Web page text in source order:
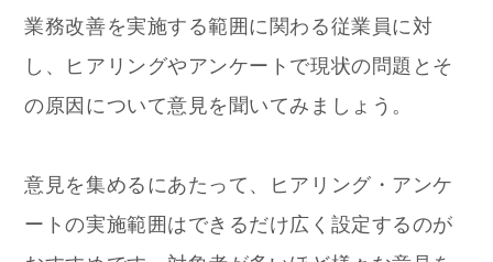
業務改善を実施する範囲に関わる従業員に対
し、ヒアリングやアンケートで現状の問題とそ
の原因について意見を聞いてみましょう。
意見を集めるにあたって、ヒアリング・アンケ
ートの実施範囲はできるだけ広く設定するのが